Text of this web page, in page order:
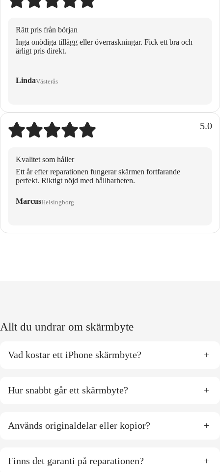
Rätt pris från början
Inga onödiga tillägg eller överraskningar. Fick ett bra och
ärligt pris direkt.
LindaVästerås
5.0
Kvalitet som håller
Ett år efter reparationen fungerar skärmen fortfarande
perfekt. Riktigt nöjd med hållbarheten.
MarcusHelsingborg
Allt du undrar om skärmbyte
Vad kostar ett iPhone skärmbyte? +
Hur snabbt går ett skärmbyte? +
Används originaldelar eller kopior? +
Finns det garanti på reparationen? +